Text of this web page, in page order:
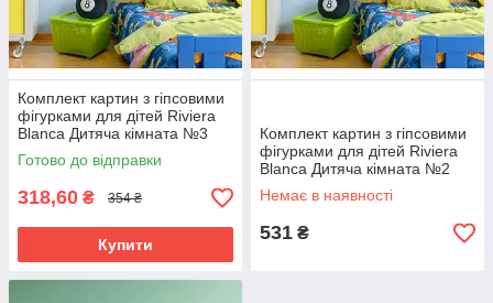
Комплект картин з гіпсовими
фігурками для дітей Riviera
Blanca Дитяча кімната №3
(ITR-028) 2 шт в наборі
Готово до відправки
318,60 ₴ 354 ₴
Купити
Комплект картин з гіпсовими
фігурками для дітей Riviera
Blanca Дитяча кімната №2
(ITR-027) 3 шт в наборі
Немає в наявності
531 ₴